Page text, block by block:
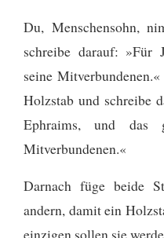
Du, Menschensohn,
schreibe darauf: »Für
seine
Holzstab und schreibe
Ephraims, und das
Mitverbundenen.«
Darnach füge beide
andern, damit ein
einzigen sollen sie